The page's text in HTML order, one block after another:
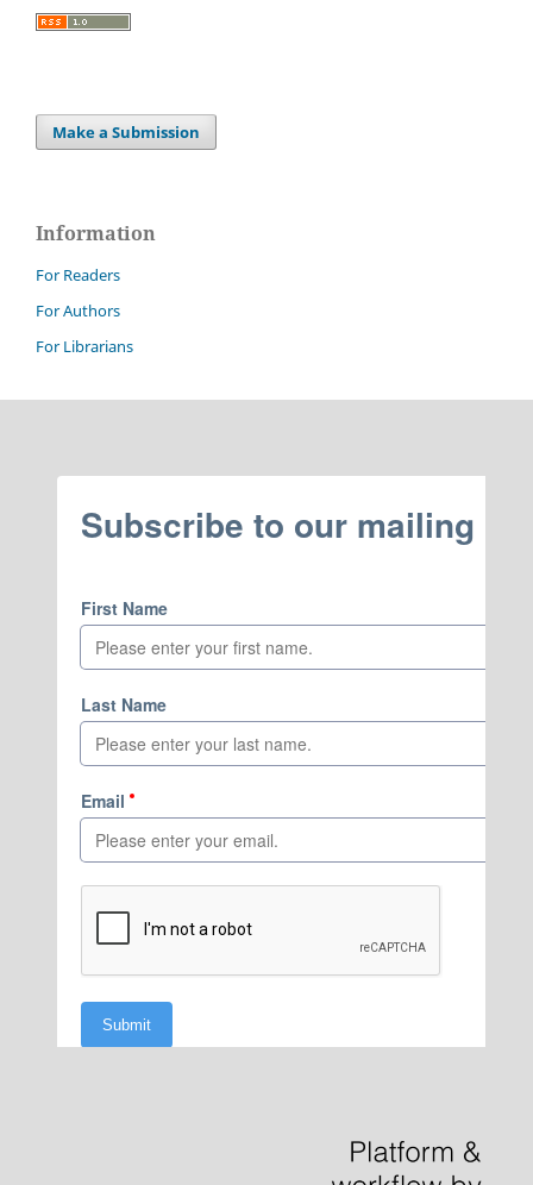
Make a Submission
Information
For Readers
For Authors
For Librarians